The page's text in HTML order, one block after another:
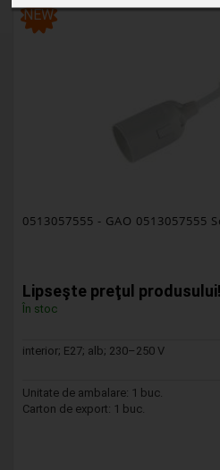
NEW
0513057555 - GAO 0513057555
Lipseşte preţul produsului!
În stoc
interior; E27; alb; 230–250 V
Unitate de ambalare: 1 buc.
Carton de export: 1 buc.